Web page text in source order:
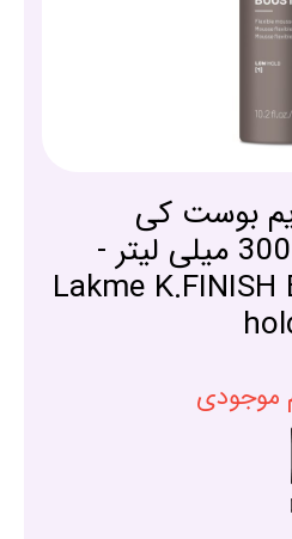
بوست کی
فینیش لاکمه حجم 300 میلی لیتر -
Lakme K.FINISH
موجودی